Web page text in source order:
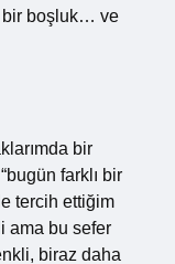
bir boşluk… ve
bir
farklı bir
tercih ettiğim
ama bu sefer
biraz daha